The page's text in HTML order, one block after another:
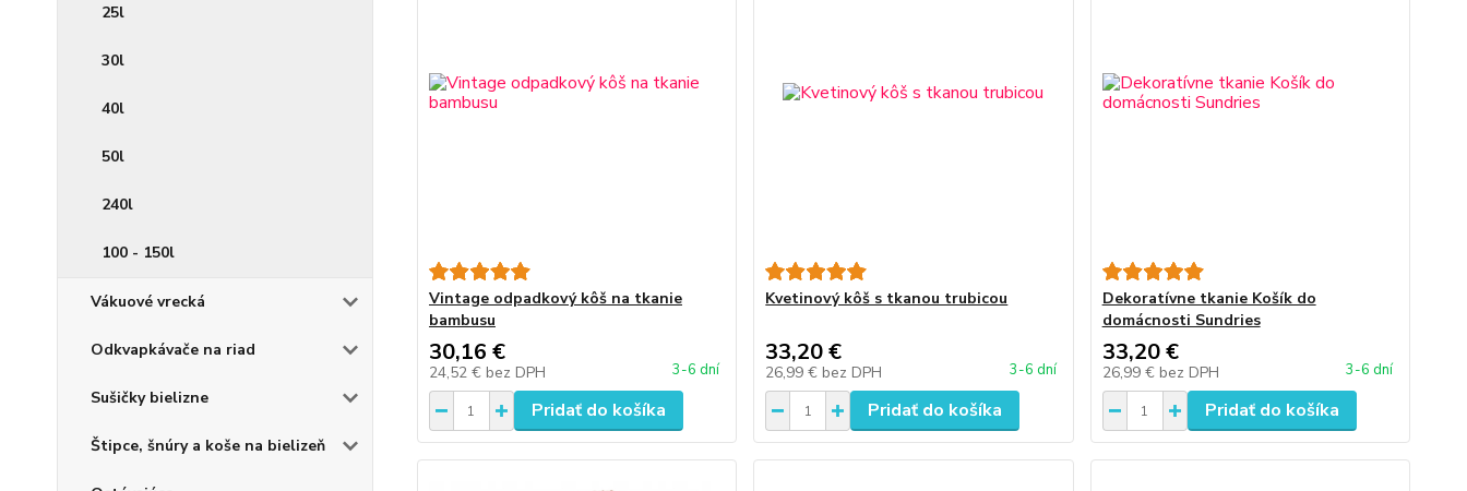
25l
30l
40l
50l
240l
100 - 150l
Vákuové vrecká
Odkvapkávače na riad
Sušičky bielizne
Štipce, šnúry a koše na bielizeň
Vintage odpadkový kôš na tkanie
bambusu
30,16 €
24,52 € bez DPH 3-6 dní
Pridať do košíka
Kvetinový kôš s tkanou trubicou
33,20 €
26,99 € bez DPH 3-6 dní
Pridať do košíka
Dekoratívne tkanie Košík do
domácnosti Sundries
33,20 €
26,99 € bez DPH 3-6 dní
Pridať do košíka